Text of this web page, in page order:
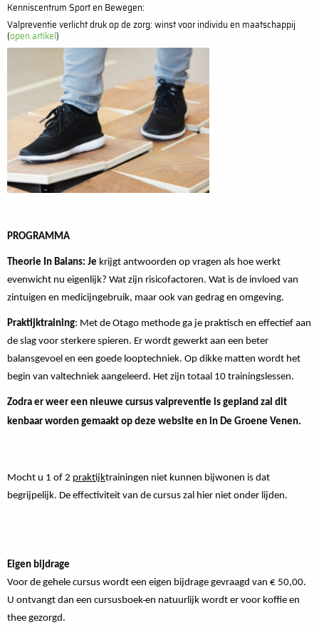
Kenniscentrum Sport en Bewegen:
Valpreventie verlicht druk op de zorg: winst voor individu en maatschappij
(open artikel)
PROGRAMMA
Theorie In Balans: Je krijgt antwoorden op vragen als hoe werkt
evenwicht nu eigenlijk? Wat zijn risicofactoren. Wat is de invloed van
zintuigen en medicijngebruik, maar ook van gedrag en omgeving.
Praktijktraining: Met de Otago methode ga je praktisch en effectief aan
de slag voor sterkere spieren. Er wordt gewerkt aan een beter
balansgevoel en een goede looptechniek. Op dikke matten wordt het
begin van valtechniek aangeleerd. Het zijn totaal 10 trainingslessen.
Zodra er weer een nieuwe cursus valpreventie is gepland zal dit
kenbaar worden gemaakt op deze website en in De Groene Venen.
Mocht u 1 of 2 praktijktrainingen niet kunnen bijwonen is dat
begrijpelijk. De effectiviteit van de cursus zal hier niet onder lijden.
Eigen bijdrage
Voor de gehele cursus wordt een eigen bijdrage gevraagd van € 50,00.
U ontvangt dan een cursusboek en natuurlijk wordt er voor koffie en
thee gezorgd.